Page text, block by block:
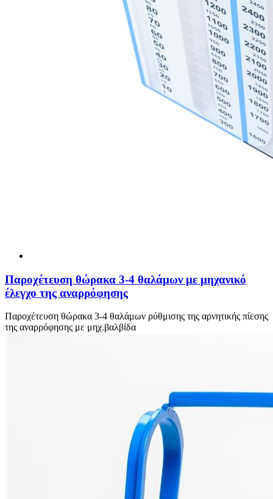
Παροχέτευση θώρακα 3-4 θαλάμων με μηχανικό
έλεγχο της αναρρόφησης
Παροχέτευση θώρακα 3-4 θαλάμων ρύθμισης της αρνητικής πίεσης
της αναρρόφησης με μηχ.βαλβίδα